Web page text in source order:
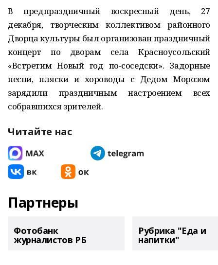
В предпраздничный воскресный день, 27
декабря, творческим коллективом районного
Дворца культуры был организован праздничный
концерт по дворам села Красноусольский
«Встретим Новый год по-соседски». Задорные
песни, пляски и хороводы с Дедом Морозом
зарядили праздничным настроением всех
собравшихся зрителей.
Читайте нас
Партнеры
Фотобанк
журналистов РБ
Рубрика "Еда и
напитки"